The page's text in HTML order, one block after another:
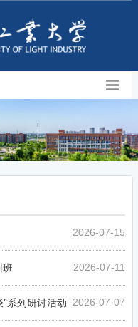
2026-07-15
班 2026-07-11
系列研讨活动 2026-07-07